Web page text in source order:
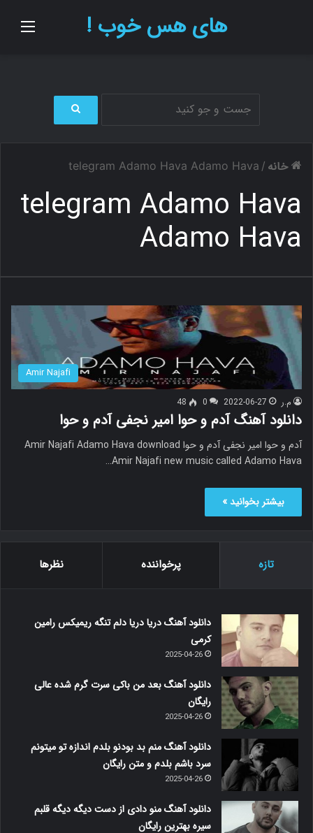
های هس خوب !
ج
ج
ب
ر
خانه /
telegram Adamo Hava Adamo Hava
telegram Adamo Hava
Adamo Hava
Amir Najafi
م.ر 2022-06-27
0
48
دانلود آهنگ آدم و حوا امیر نجفی آدم و حوا
آدم و حوا امیر نجفی آدم و حوا Amir Najafi Adamo Hava download
Amir Najafi new music called Adamo Hava…
بیشتر بخوانید »
تازه پرخواننده نظرها
دانلود آهنگ دریا دریا دلم تنگه ریمیکس رامین
کرمی
2025-04-26
دانلود آهنگ بعد من باکی سرت گرم شده عالی
رایگان
2025-04-26
دانلود آهنگ منم بد بودنو بلدم اندازه تو میتونم
سرد باشم بلدم و متن رایگان
2025-04-26
دانلود آهنگ منو دادی از دست دیگه دیگه قلبم
سیره بهترین رایگان